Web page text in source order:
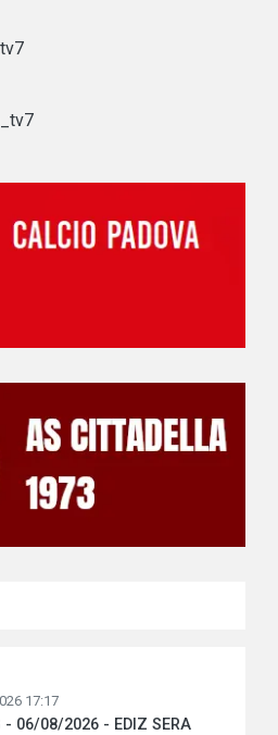
17:17
- 06/08/2026 - EDIZ SERA